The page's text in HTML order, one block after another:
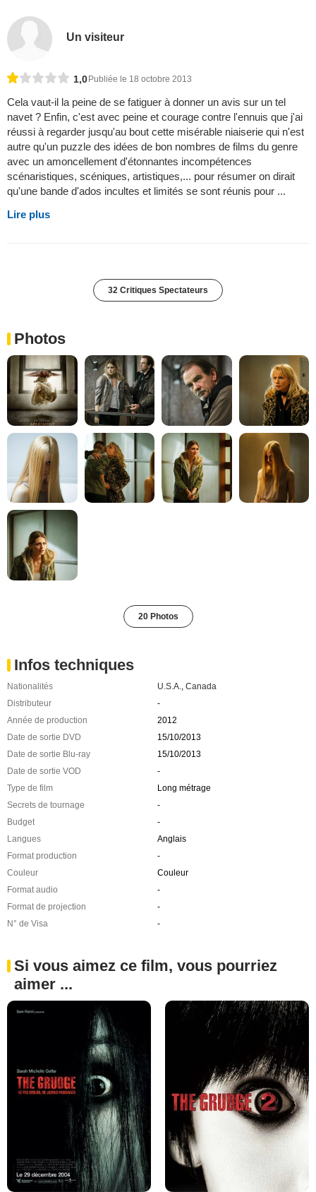
Un visiteur
1,0 Publiée le 18 octobre 2013
Cela vaut-il la peine de se fatiguer à donner un avis sur un tel
navet ? Enfin, c'est avec peine et courage contre l'ennuis que j'ai
réussi à regarder jusqu'au bout cette misérable niaiserie qui n'est
autre qu'un puzzle des idées de bon nombres de films du genre
avec un amoncellement d'étonnantes incompétences
scénaristiques, scéniques, artistiques,... pour résumer on dirait
qu'une bande d'ados incultes et limités se sont réunis pour ...
Lire plus
32 Critiques Spectateurs
Photos
20 Photos
Infos techniques
Nationalités U.S.A.
Canada
Distributeur
-
Année de production
2012
Date de sortie DVD
15/10/2013
Date de sortie Blu-ray
15/10/2013
Date de sortie VOD
-
Type de film
Long métrage
Secrets de tournage
-
Budget
-
Langues
Anglais
Format production
-
Couleur
Couleur
Format audio
-
Format de projection
-
N° de Visa
-
Si vous aimez ce film, vous pourriez
aimer ...